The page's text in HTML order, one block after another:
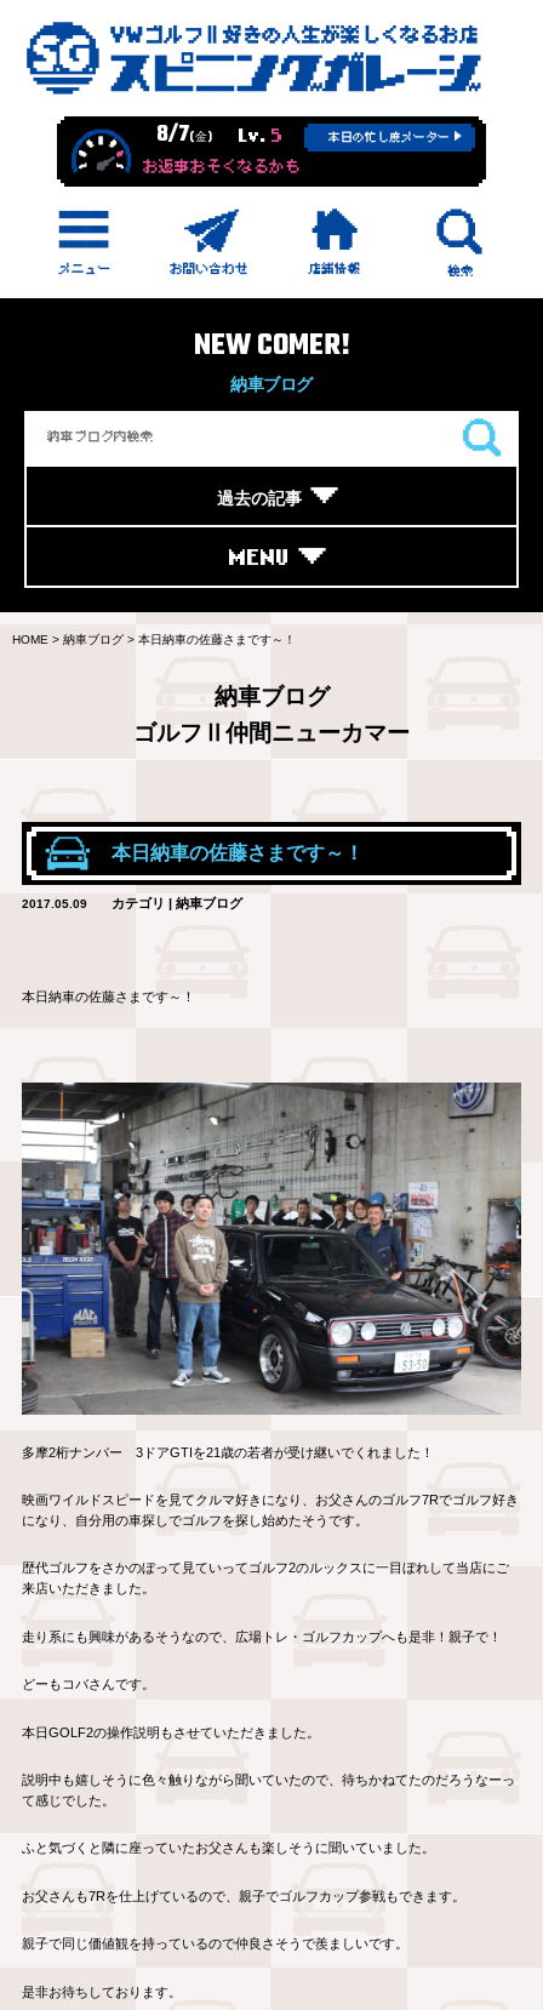
8/7(金) Lv. 5 本日の忙し度メーター
お返事おそくなるかも
NEW COMER!
納車ブログ
過去の記事
MENU
HOME > 納車ブログ > 本日納車の佐藤さまです～！
納車ブログ
ゴルフⅡ仲間ニューカマー
本日納車の佐藤さまです～！
2017.05.09 カテゴリ | 納車ブログ
本日納車の佐藤さまです～！
多摩2桁ナンバー 3ドアGTIを21歳の若者が受け継いでくれました！
映画ワイルドスピードを見てクルマ好きになり、お父さんのゴルフ7Rでゴルフ好き
になり、自分用の車探しでゴルフを探し始めたそうです。
歴代ゴルフをさかのぼって見ていってゴルフ2のルックスに一目ぼれして当店にご
来店いただきました。
走り系にも興味があるそうなので、広場トレ・ゴルフカップへも是非！親子で！
どーもコバさんです。
本日GOLF2の操作説明もさせていただきました。
説明中も嬉しそうに色々触りながら聞いていたので、待ちかねてたのだろうなーっ
て感じでした。
ふと気づくと隣に座っていたお父さんも楽しそうに聞いていました。
お父さんも7Rを仕上げているので、親子でゴルフカップ参戦もできます。
親子で同じ価値観を持っているので仲良さそうで羨ましいです。
是非お待ちしております。